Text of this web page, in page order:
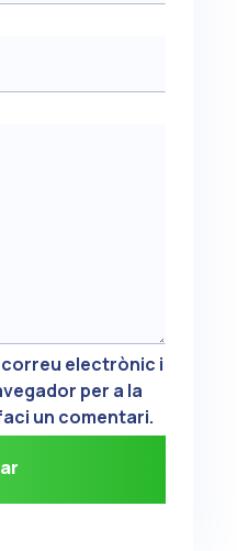
correu electrònic i
per a la
un comentari.